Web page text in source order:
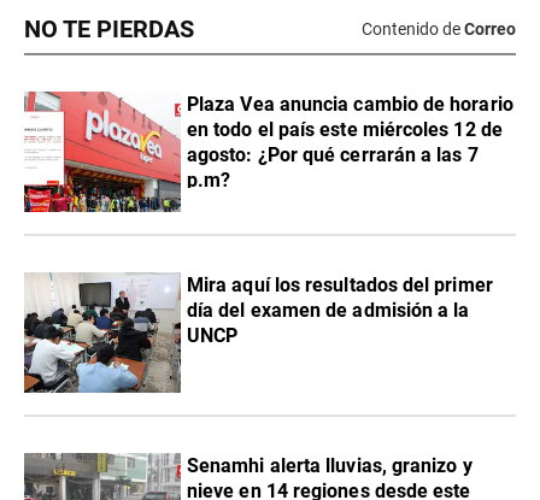
NO TE PIERDAS Contenido deCorreo
Plaza Vea anuncia cambio de horario
en todo el país este miércoles 12 de
agosto: ¿Por qué cerrarán a las 7
p.m?
Mira aquí los resultados del primer
día del examen de admisión a la
UNCP
Senamhi alerta lluvias, granizo y
nieve en 14 regiones desde este